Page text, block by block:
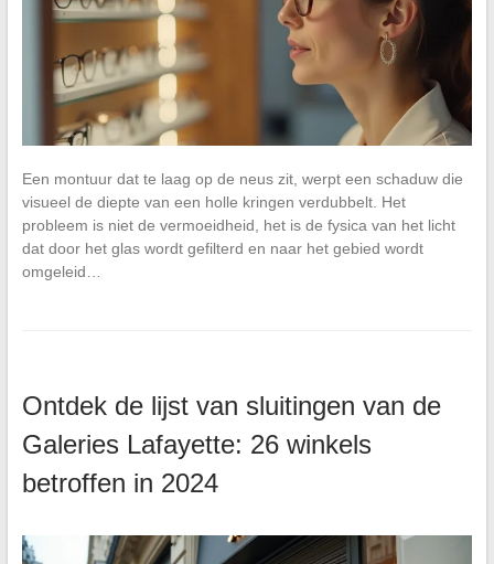
Een montuur dat te laag op de neus zit, werpt een schaduw die
visueel de diepte van een holle kringen verdubbelt. Het
probleem is niet de vermoeidheid, het is de fysica van het licht
dat door het glas wordt gefilterd en naar het gebied wordt
omgeleid…
Ontdek de lijst van sluitingen van de
Galeries Lafayette: 26 winkels
betroffen in 2024